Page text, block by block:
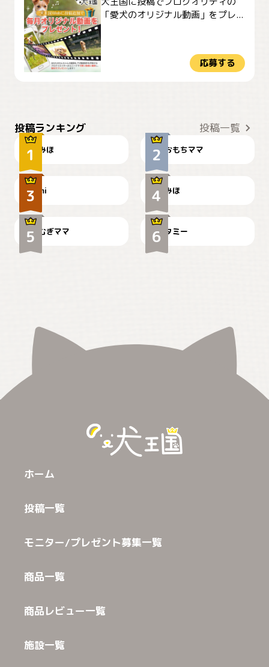
「愛犬のオリジナル動画」をプレ...
応募する
投稿ランキング 投稿一覧
みほ おもちママ
可愛い？
mi
見てるぞぉ
みほ
🌻とむぎ！
むぎママ
ドーベルマンのお友達邸に
て
タミー
ホーム
投稿一覧
モニター/プレゼント募集一覧
商品一覧
商品レビュー一覧
施設一覧